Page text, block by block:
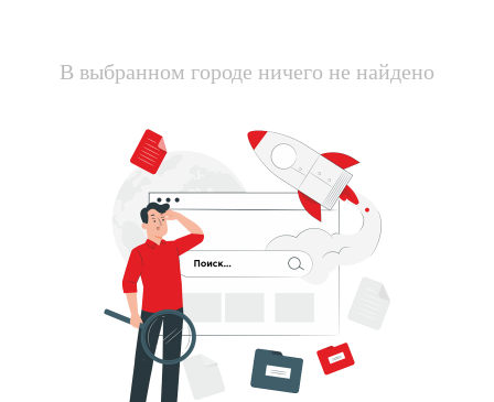
В выбранном городе ничего не найдено